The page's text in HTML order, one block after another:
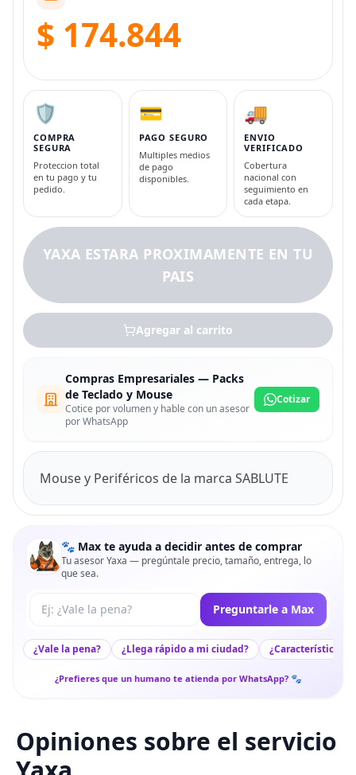
$ 174.844
🛡️
COMPRA
SEGURA
Proteccion total
en tu pago y tu
pedido.
💳
PAGO SEGURO
Multiples medios
de pago
disponibles.
🚚
ENVIO
VERIFICADO
Cobertura
nacional con
seguimiento en
cada etapa.
YAXA ESTARA PROXIMAMENTE EN TU
PAIS
Agregar al carrito
Compras Empresariales — Packs
de Teclado y Mouse
Cotice por volumen y hable con un asesor
por WhatsApp
Cotizar
Mouse y Periféricos de la marca SABLUTE
🐾 Max te ayuda a decidir antes de comprar
Tu asesor Yaxa — pregúntale precio, tamaño, entrega, lo
que sea.
Tu pregunta a Max Preguntarle a Max
¿Vale la pena? ¿Llega rápido a mi ciudad? ¿Características
¿Prefieres que un humano te atienda por WhatsApp? 🐾
Opiniones sobre el servicio